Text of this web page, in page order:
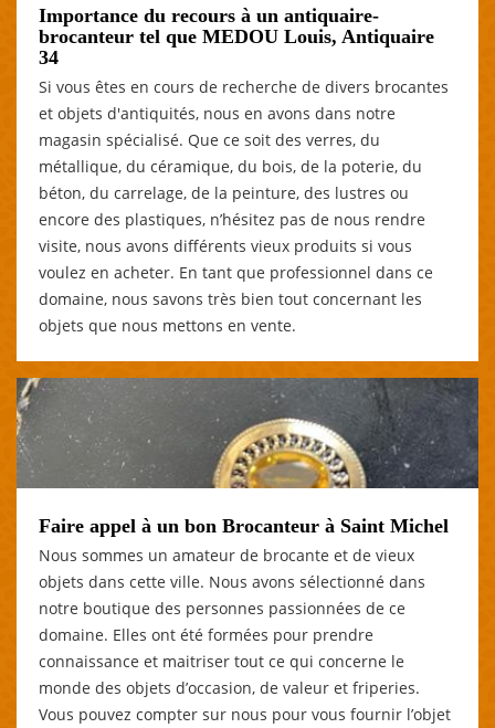
Importance du recours à un antiquaire-
brocanteur tel que MEDOU Louis, Antiquaire
34
Si vous êtes en cours de recherche de divers brocantes
et objets d'antiquités, nous en avons dans notre
magasin spécialisé. Que ce soit des verres, du
métallique, du céramique, du bois, de la poterie, du
béton, du carrelage, de la peinture, des lustres ou
encore des plastiques, n’hésitez pas de nous rendre
visite, nous avons différents vieux produits si vous
voulez en acheter. En tant que professionnel dans ce
domaine, nous savons très bien tout concernant les
objets que nous mettons en vente.
Faire appel à un bon Brocanteur à Saint Michel
Nous sommes un amateur de brocante et de vieux
objets dans cette ville. Nous avons sélectionné dans
notre boutique des personnes passionnées de ce
domaine. Elles ont été formées pour prendre
connaissance et maitriser tout ce qui concerne le
monde des objets d’occasion, de valeur et friperies.
Vous pouvez compter sur nous pour vous fournir l’objet